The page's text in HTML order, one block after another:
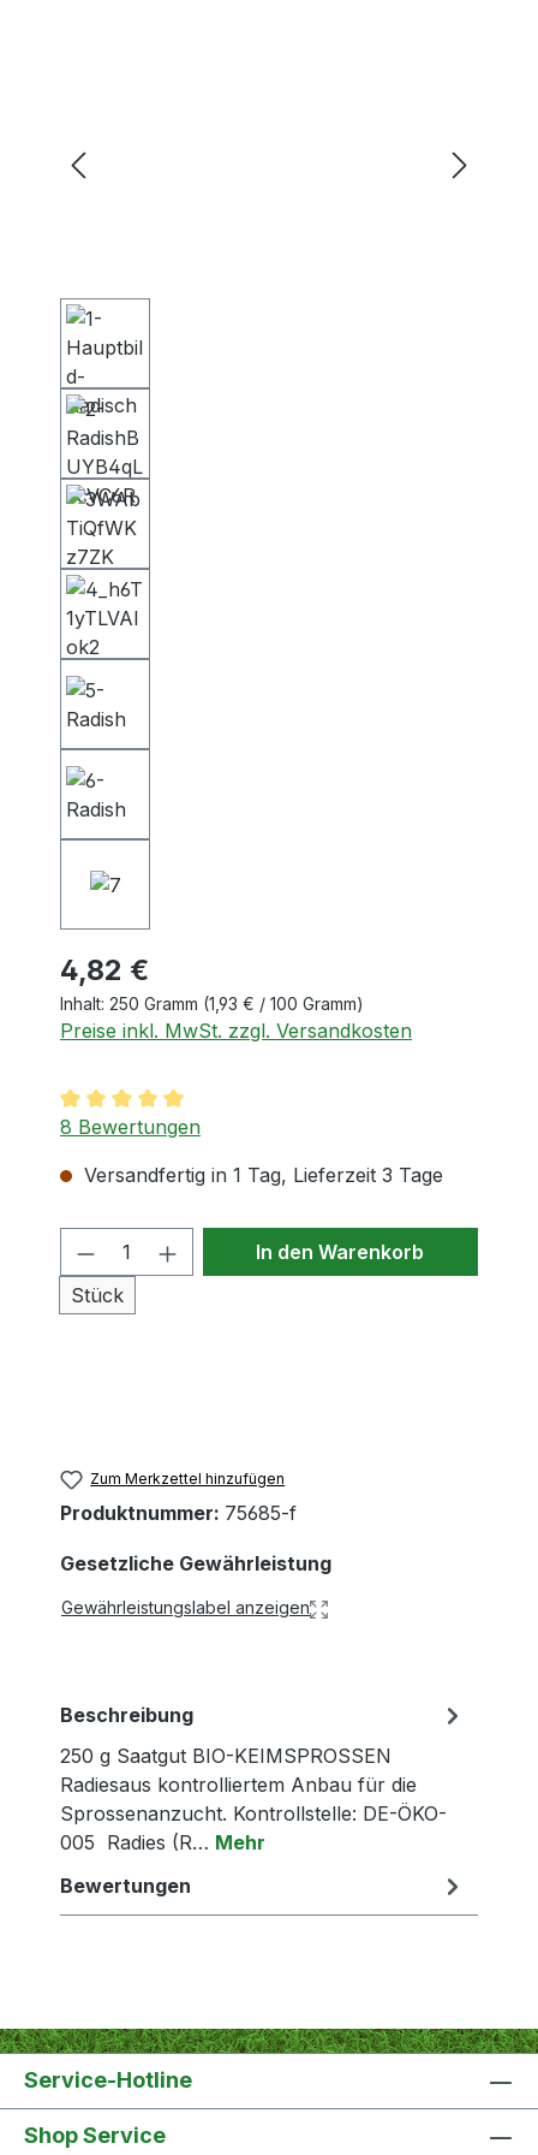
4,82 €
Inhalt: 250 Gramm (1,93 € / 100 Gramm)
Preise inkl. MwSt. zzgl. Versandkosten
Durchschnittliche Bewertung von 5 von 5 Sternen
8 Bewertungen
Versandfertig in 1 Tag, Lieferzeit 3 Tage
Produkt Anzahl: Gib den
Stück
In den Warenkorb
Zum Merkzettel hinzufügen
Produktnummer: 75685-f
Gesetzliche Gewährleistung
Gewährleistungslabel anzeigen
Beschreibung
250 g Saatgut BIO-KEIMSPROSSEN
Radiesaus kontrolliertem Anbau für die
Sprossenanzucht. Kontrollstelle: DE-ÖKO-
005 Radies (R… Mehr
Bewertungen
Service-Hotline
Shop Service